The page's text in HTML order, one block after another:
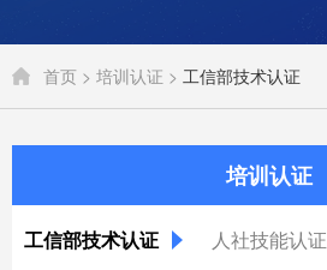
首页 > 培训认证 > 工信部技术认证
培训认证
工信部技术认证
人社技能认证